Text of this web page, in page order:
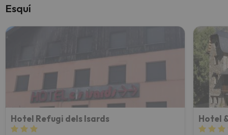
Esquí
Hotel Refugi dels Isards Hotel